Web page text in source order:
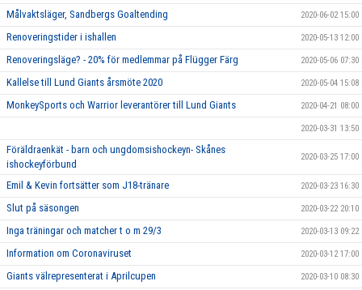
Målvaktsläger, Sandbergs Goaltending 2020-06-02 15:00
Renoveringstider i ishallen 2020-05-13 12:00
Renoveringsläge? - 20% för medlemmar på Flügger Färg 2020-05-06 07:30
Kallelse till Lund Giants årsmöte 2020 2020-05-04 15:08
MonkeySports och Warrior leverantörer till Lund Giants 2020-04-21 08:00
2020-03-31 13:50
Föräldraenkät - barn och ungdomsishockeyn- Skånes
ishockeyförbund
2020-03-25 17:00
Emil & Kevin fortsätter som J18-tränare 2020-03-23 16:30
Slut på säsongen 2020-03-22 20:10
Inga träningar och matcher t o m 29/3 2020-03-13 09:22
Information om Coronaviruset 2020-03-12 17:00
Giants välrepresenterat i Aprilcupen 2020-03-10 08:30